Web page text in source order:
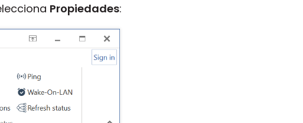
Propiedades: